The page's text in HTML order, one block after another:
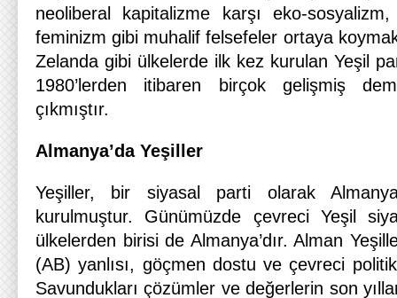
neoliberal kapitalizme karşı eko-
feminizm gibi muhalif felsefeler ortaya
Zelanda gibi ülkelerde ilk kez kurulan Yeşil
1980’lerden itibaren birçok gelişmiş
çıkmıştır.
Almanya’da Yeşiller
Yeşiller, bir siyasal parti olarak
kurulmuştur. Günümüzde çevreci Yeşil
ülkelerden birisi de Almanya’dır. Alman
(AB) yanlısı, göçmen dostu ve çevreci
Savundukları çözümler ve değerlerin son